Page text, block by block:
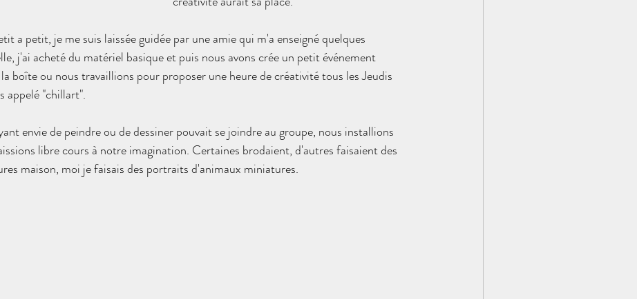
a petit, je me suis laissée guidée par une amie qui m'a enseigné quelques
j'ai acheté du matériel basique et puis nous avons crée un petit événement
boîte ou nous travaillions pour proposer une heure de créativité tous les Jeudis
appelé "chillart".
envie de peindre ou de dessiner pouvait se joindre au groupe, nous installions
libre cours à notre imagination. Certaines brodaient, d'autres faisaient des
maison, moi je faisais des portraits d'animaux miniatures.